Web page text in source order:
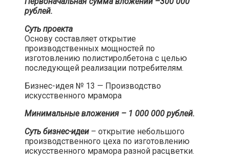
рублей.
Суть проекта
Основу составляет открытие
производственных мощностей по
изготовлению полистиролбетона с целью
последующей реализации потребителям.​
Бизнес-идея № 13 — Производство
искусственного мрамора​
Минимальные вложения – 1 000 000 рублей.
Суть бизнес-идеи – открытие небольшого
производственного цеха по изготовлению
искусственного мрамора разной расцветки.​